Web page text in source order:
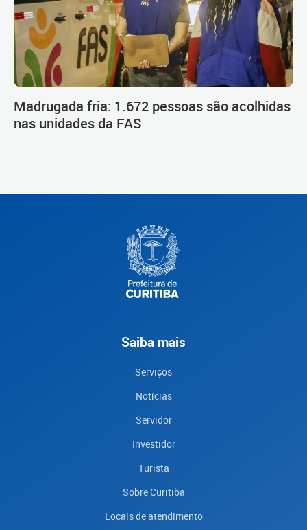
Madrugada fria: 1.672 pessoas são acolhidas
nas unidades da FAS
Saiba mais
Serviços
Notícias
Servidor
Investidor
Turista
Sobre Curitiba
Locais de atendimento